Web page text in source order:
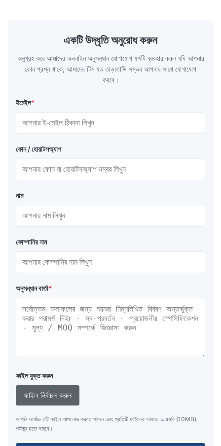
একটি উদ্ধৃতি অনুরোধ করুন
অনুগ্রহ করে আমাদের অনলাইন অনুসন্ধান যোগাযোগ ফর্মটি ব্যবহার করুন যদি আপনার
কোন প্রশ্ন থাকে, আমাদের টিম যত তাড়াতাড়ি সম্ভব আপনার সাথে যোগাযোগ
করবে।
ইমেইল*
ফোন / হোয়াটসঅ্যাপ
নাম
কোম্পানির নাম
অনুসন্ধান বার্তা*
ফাইল যুক্ত করুন
ফাইল নির্বাচন করুন
আপনি সর্বোচ্চ ৫টি ফাইল আপলোড করতে পারেন এবং প্রতিটি ফাইলের আকার ১০এমবি (10MB)
পর্যন্ত হতে পারবে।